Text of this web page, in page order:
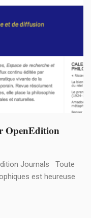
OpenEdition
Journals Toute
est heureuse